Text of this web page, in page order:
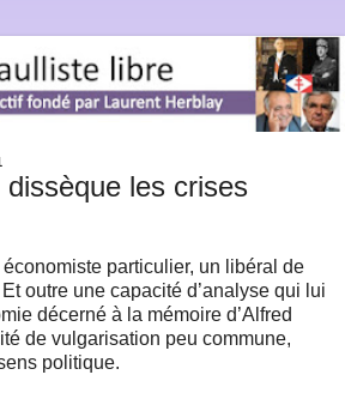
les crises
particulier, un libéral de
outre une capacité d’analyse qui lui
décerné à la mémoire d’Alfred
de vulgarisation peu commune,
politique.